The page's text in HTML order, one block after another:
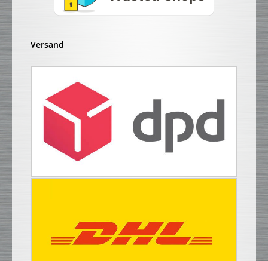
Versand